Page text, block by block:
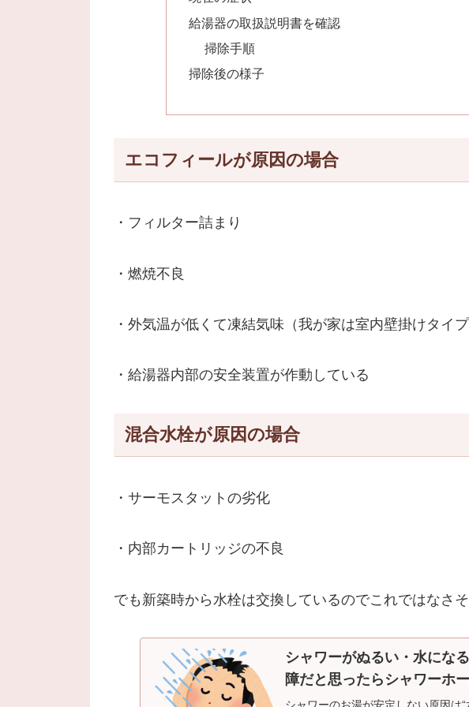
給湯器の取扱説明書を確認
掃除手順
掃除後の様子
エコフィールが原因の場合
・フィルター詰まり
・燃焼不良
・外気温が低くて凍結気味（我が家は室内壁掛けタイ
・給湯器内部の安全装置が作動している
混合水栓が原因の場合
・サーモスタットの劣化
・内部カートリッジの不良
でも新築時から水栓は交換しているのでこれではなさそ
シャワーがぬるい・水にな
障だと思ったらシャワーホ
シャワーのお湯が安定しない原因は